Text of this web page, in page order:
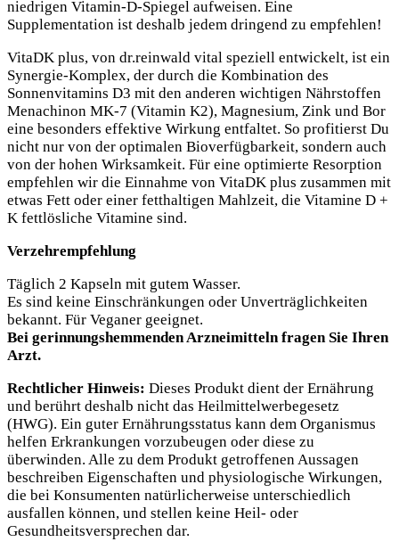
niedrigen Vitamin-D-Spiegel aufweisen. Eine
Supplementation ist deshalb jedem dringend zu empfehlen!
VitaDK plus, von dr.reinwald vital speziell entwickelt, ist ein
Synergie-Komplex, der durch die Kombination des
Sonnenvitamins D3 mit den anderen wichtigen Nährstoffen
Menachinon MK-7 (Vitamin K2), Magnesium, Zink und Bor
eine besonders effektive Wirkung entfaltet. So profitierst Du
nicht nur von der optimalen Bioverfügbarkeit, sondern auch
von der hohen Wirksamkeit. Für eine optimierte Resorption
empfehlen wir die Einnahme von VitaDK plus zusammen mit
etwas Fett oder einer fetthaltigen Mahlzeit, die Vitamine D +
K fettlösliche Vitamine sind.
Verzehrempfehlung
Täglich 2 Kapseln mit gutem Wasser.
Es sind keine Einschränkungen oder Unverträglichkeiten
bekannt. Für Veganer geeignet.
Bei gerinnungshemmenden Arzneimitteln fragen Sie Ihren
Arzt.
Rechtlicher Hinweis: Dieses Produkt dient der Ernährung
und berührt deshalb nicht das Heilmittelwerbegesetz
(HWG). Ein guter Ernährungsstatus kann dem Organismus
helfen Erkrankungen vorzubeugen oder diese zu
überwinden. Alle zu dem Produkt getroffenen Aussagen
beschreiben Eigenschaften und physiologische Wirkungen,
die bei Konsumenten natürlicherweise unterschiedlich
ausfallen können, und stellen keine Heil- oder
Gesundheitsversprechen dar.